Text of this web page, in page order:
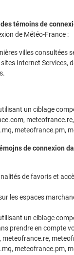
témoins de
de Météo-France :
villes consultées
Internet Services,
un ciblage
meteofrance.pm,
de connexion
de favoris et
les espaces
un ciblage
prendre en compte
meteofrance.re,
meteofrance.pm,